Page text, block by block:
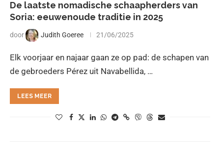
De laatste nomadische schaapherders van
Soria: eeuwenoude traditie in 2025
door Judith Goeree 21/06/2025
Elk voorjaar en najaar gaan ze op pad: de schapen van
de gebroeders Pérez uit Navabellida, …
LEES MEER